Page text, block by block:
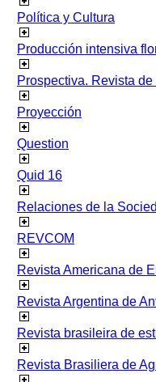
Política y Cultura
Producción intensiva
Prospectiva. Revista
Proyección
Question
Quid 16
Relaciones de la
REVCOM
Revista Americana de
Revista Argentina de
Revista brasileira de
Revista Brasiliera de